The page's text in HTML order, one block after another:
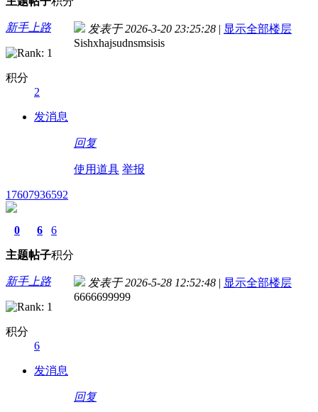
新手上路
积分
2
发消息
发表于 2026-3-20 23:25:28 | 显示全部楼层
Sishxhajsudnsmsisis
回复
使用道具 举报
17607936592
0
主题
6
帖子
6
积分
新手上路
积分
6
发消息
发表于 2026-5-28 12:52:48 | 显示全部楼层
6666699999
回复